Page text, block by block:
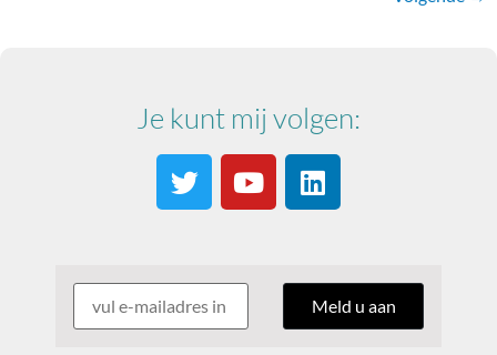
Je kunt mij volgen: